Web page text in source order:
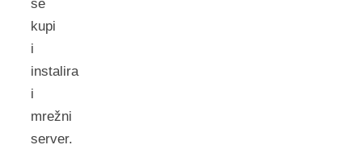
se
kupi
i
instalira
i
mrežni
server.